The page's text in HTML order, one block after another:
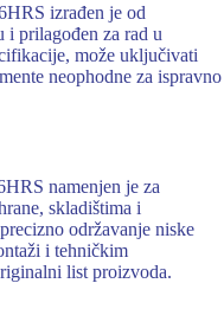
izrađen je od
prilagođen za rad u
može uključivati
neophodne za ispravno
namenjen je za
skladištima i
održavanje niske
i tehničkim
list proizvoda.